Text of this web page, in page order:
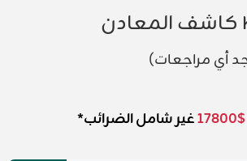
أي مراجعات)
17800$ غير شامل الضرائب*